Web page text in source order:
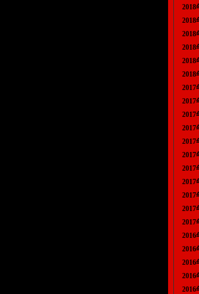
2018
2018
2018
2018
2018
2018
2017
2017
2017
2017
2017
2017
2017
2017
2017
2017
2017
2016
2016
2016
2016
2016